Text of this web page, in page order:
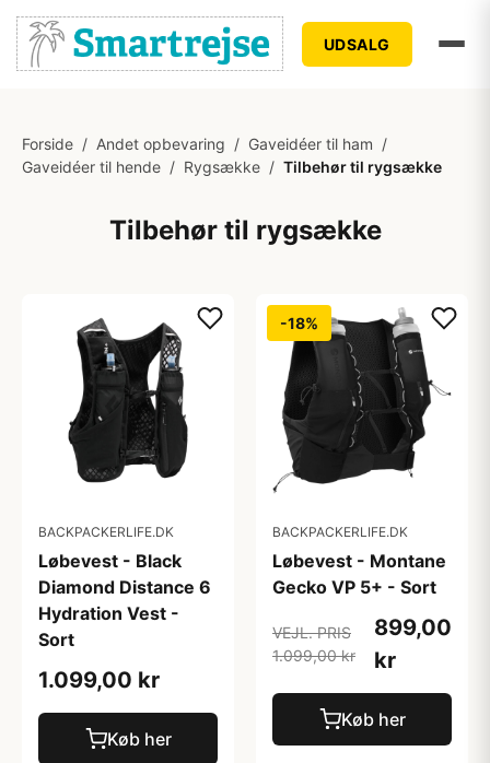
UDSALG
Forside / Andet opbevaring / Gaveidéer til ham /
Gaveidéer til hende / Rygsække / Tilbehør til rygsække
Tilbehør til rygsække
BACKPACKERLIFE.DK
Løbevest - Black
Diamond Distance 6
Hydration Vest -
Sort
1.099,00 kr
Køb her
-18%
BACKPACKERLIFE.DK
Løbevest - Montane
Gecko VP 5+ - Sort
VEJL. PRIS
1.099,00 kr
899,00
kr
Køb her